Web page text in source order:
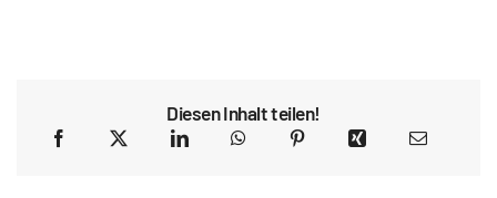
Diesen Inhalt teilen!